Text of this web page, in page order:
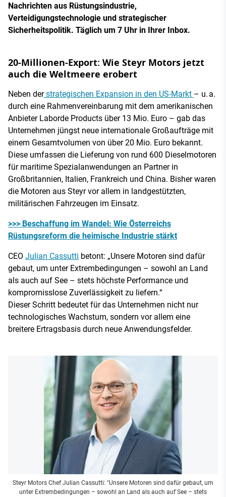
Nachrichten aus Rüstungsindustrie,
Verteidigungstechnologie und strategischer
Sicherheitspolitik. Täglich um 7 Uhr in Ihrer Inbox.
20-Millionen-Export: Wie Steyr Motors jetzt
auch die Weltmeere erobert
Neben derstrategischen Expansion in den US-Markt – u. a.
durch eine Rahmenvereinbarung mit dem amerikanischen
Anbieter Laborde Products über 13 Mio. Euro – gab das
Unternehmen jüngst neue internationale Großaufträge mit
einem Gesamtvolumen von über 20 Mio. Euro bekannt.
Diese umfassen die Lieferung von rund 600 Dieselmotoren
für maritime Spezialanwendungen an Partner in
Großbritannien, Italien, Frankreich und China. Bisher waren
die Motoren aus Steyr vor allem in landgestützten,
militärischen Fahrzeugen im Einsatz.
>>> Beschaffung im Wandel: Wie Österreichs
Rüstungsreform die heimische Industrie stärkt
CEO Julian Cassutti betont: „Unsere Motoren sind dafür
gebaut, um unter Extrembedingungen – sowohl an Land
als auch auf See – stets höchste Performance und
kompromisslose Zuverlässigkeit zu liefern.“
Dieser Schritt bedeutet für das Unternehmen nicht nur
technologisches Wachstum, sondern vor allem eine
breitere Ertragsbasis durch neue Anwendungsfelder.
Steyr Motors Chef Julian Cassutti: "Unsere Motoren sind dafür gebaut, um
unter Extrembedingungen – sowohl an Land als auch auf See – stets